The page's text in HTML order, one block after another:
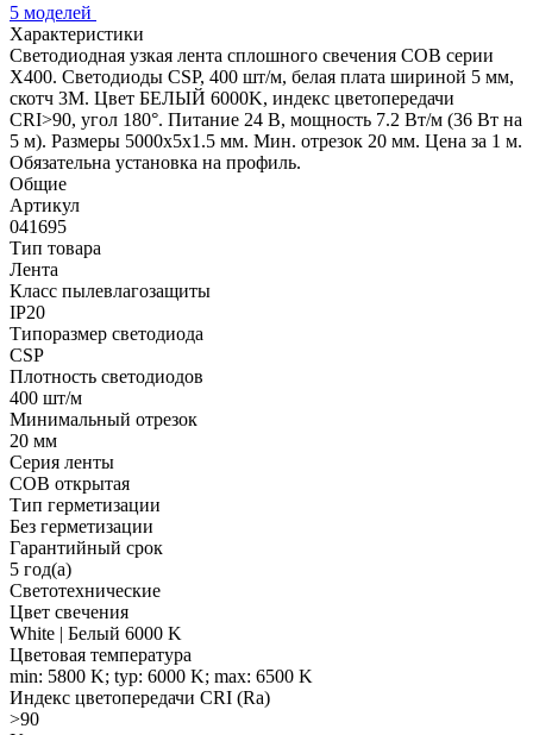
5 моделей
Характеристики
Светодиодная узкая лента сплошного свечения COB серии
X400. Светодиоды CSP, 400 шт/м, белая плата шириной 5 мм,
скотч 3M. Цвет БЕЛЫЙ 6000K, индекс цветопередачи
CRI>90, угол 180°. Питание 24 В, мощность 7.2 Вт/м (36 Вт на
5 м). Размеры 5000х5х1.5 мм. Мин. отрезок 20 мм. Цена за 1 м.
Обязательна установка на профиль.
Общие
Артикул
041695
Тип товара
Лента
Класс пылевлагозащиты
IP20
Типоразмер светодиода
CSP
Плотность светодиодов
400 шт/м
Минимальный отрезок
20 мм
Серия ленты
COB открытая
Тип герметизации
Без герметизации
Гарантийный срок
5 год(а)
Светотехнические
Цвет свечения
White | Белый 6000 K
Цветовая температура
min: 5800 K; typ: 6000 K; max: 6500 K
Индекс цветопередачи CRI (Ra)
>90